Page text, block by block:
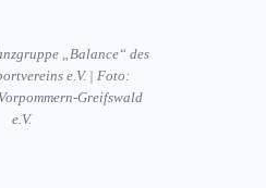
„Balance“ des
e.V. | Foto:
Greifswald
e.V.